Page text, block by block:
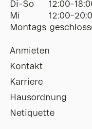
Di-So
12:00-
Mi
12:00-
Montags
Anmieten
Kontakt
Karriere
Hausordnung
Netiquette